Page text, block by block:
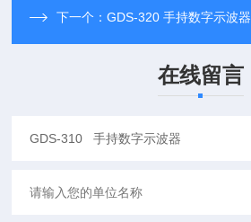
下一个：GDS-320 手持数字示波器
在线留言